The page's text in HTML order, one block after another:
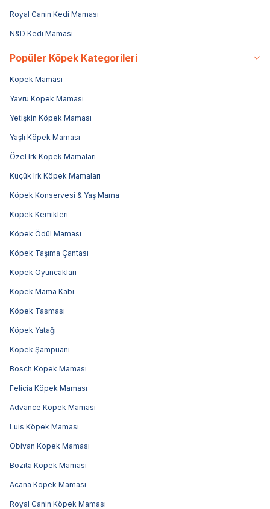
Royal Canin Kedi Maması
N&D Kedi Maması
Popüler Köpek Kategorileri
Köpek Maması
Yavru Köpek Maması
Yetişkin Köpek Maması
Yaşlı Köpek Maması
Özel Irk Köpek Mamaları
Küçük Irk Köpek Mamaları
Köpek Konservesi & Yaş Mama
Köpek Kemikleri
Köpek Ödül Maması
Köpek Taşıma Çantası
Köpek Oyuncakları
Köpek Mama Kabı
Köpek Tasması
Köpek Yatağı
Köpek Şampuanı
Bosch Köpek Maması
Felicia Köpek Maması
Advance Köpek Maması
Luis Köpek Maması
Obivan Köpek Maması
Bozita Köpek Maması
Acana Köpek Maması
Royal Canin Köpek Maması